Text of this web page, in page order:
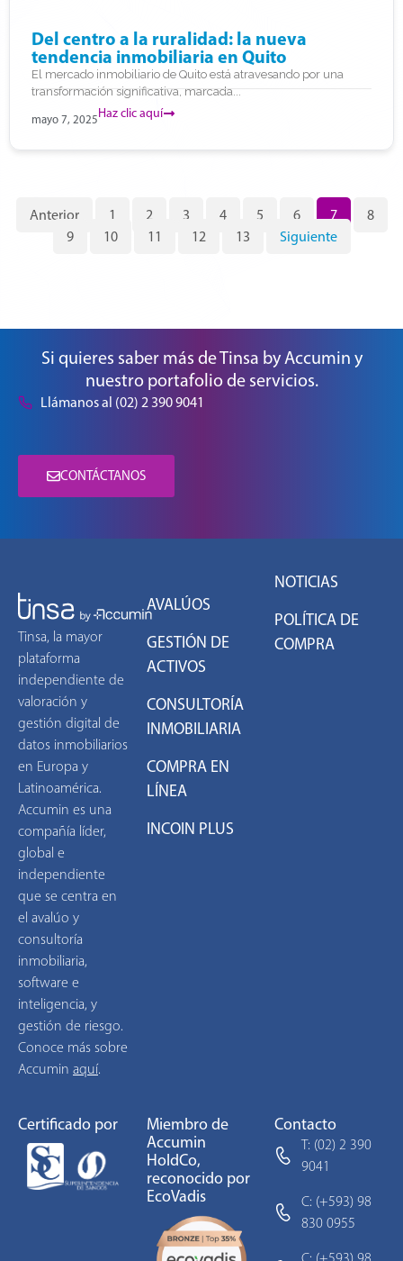
Del centro a la ruralidad: la nueva
tendencia inmobiliaria en Quito
El mercado inmobiliario de Quito está atravesando por una
transformación significativa, marcada...
mayo 7, 2025Haz clic aquí
Anterior 1 2 3 4 5 6 7
8
9
10 11 12 13 Siguiente
Si quieres saber más de Tinsa by Accumin y
nuestro portafolio de servicios.
Llámanos al (02) 2 390 9041
CONTÁCTANOS
Tinsa, la mayor
plataforma
independiente de
valoración y
gestión digital de
datos inmobiliarios
en Europa y
Latinoamérica.
Accumin es una
compañía líder,
global e
independiente
que se centra en
el avalúo y
consultoría
inmobiliaria,
software e
inteligencia, y
gestión de riesgo.
Conoce más sobre
Accumin aquí.
AVALÚOS
GESTIÓN DE
ACTIVOS
CONSULTORÍA
INMOBILIARIA
COMPRA EN
LÍNEA
INCOIN PLUS
NOTICIAS
POLÍTICA DE
COMPRA
Certificado por
Miembro de
Accumin
HoldCo,
reconocido por
EcoVadis
Contacto
T: (02) 2 390
9041
C: (+593) 98
830 0955